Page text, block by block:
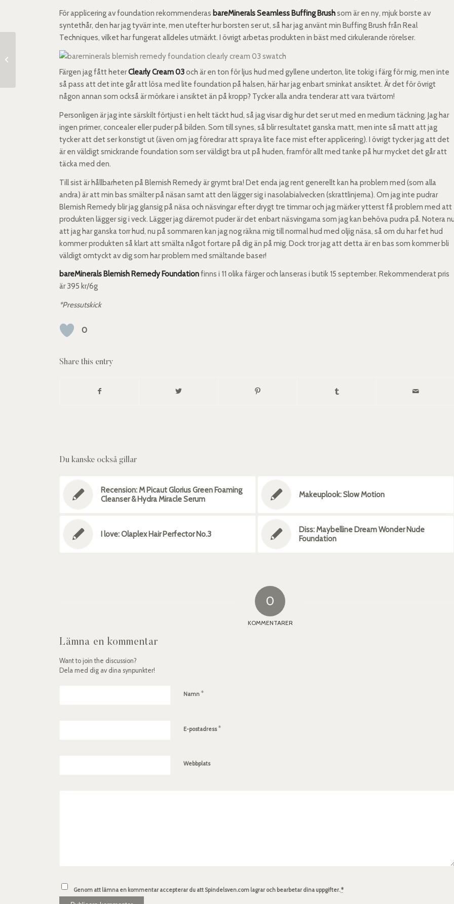
För applicering av foundation rekommenderas bareMinerals Seamless Buffing Brushsom är en ny, mjuk borste av
syntethår, den har jag tyvärr inte, men utefter hur borsten ser ut, så har jag använt min Buffing Brush från Real
Techniques, vilket har fungerat alldeles utmärkt. I övrigt arbetas produkten in bäst med cirkulerande rörelser.
Färgen jag fått heterClearly Cream 03och är en ton för ljus hud med gyllene underton, lite tokig i färg för mig, men inte
så pass att det inte går att lösa med lite foundation på halsen, här har jag enbart sminkat ansiktet. Är det för övrigt
någon annan som också är mörkare i ansiktet än på kropp? Tycker alla andra tenderar att vara tvärtom!
Personligen är jag inte särskilt förtjust i en helt täckt hud, så jag visar dig hur det ser ut med en medium täckning. Jag har
ingen primer, concealer eller puder på bilden. Som till synes, så blir resultatet ganska matt, men inte så matt att jag
tycker att det ser konstigt ut (även om jag föredrar att spraya lite face mist efter applicering). I övrigt tycker jag att det
är en väldigt smickrande foundation som ser väldigt bra ut på huden, framför allt med tanke på hur mycket det går att
täcka med den.
Till sist är hållbarheten på Blemish Remedy är grymt bra! Det enda jag rent generellt kan ha problem med (som alla
andra) är att min bas smälter på näsan samt att den lägger sig i nasolabialvecken (skrattlinjerna). Om jag inte pudrar
Blemish Remedy blir jag glansig på näsa och näsvingar efter drygt tre timmar och jag märker ytterst få problem med att
produkten lägger sig i veck. Lägger jag däremot puder är det enbart näsvingarna som jag kan behöva pudra på. Notera
att jag har ganska torr hud, nu på sommaren kan jag nog räkna mig till normal hud med oljig näsa, så om du har fet hud
kommer produkten så klart att smälta något fortare på dig än på mig. Dock tror jag att detta är en bas som kommer bli
väldigt omtyckt av dig som har problem med smältande baser!
bareMinerals Blemish Remedy Foundationfinns i 11 olika färger och lanseras i butik 15 september. Rekommenderat pris
är 395 kr/6g
*Pressutskick
0
Share this entry
Du kanske också gillar
Recension: M Picaut Glorius Green Foaming
Cleanser & Hydra Miracle Serum
Makeuplook: Slow Motion
I love: Olaplex Hair Perfector No.3
Diss: Maybelline Dream Wonder Nude
Foundation
0
KOMMENTARER
Lämna en kommentar
Want to join the discussion?
Dela med dig av dina synpunkter!
Namn *
E-postadress*
Webbplats
Genom att lämna en kommentar accepterar du att Spindelsven.com lagrar och bearbetar dina uppgifter.*
Makeuplook: Oh, no, no, no, you’re a